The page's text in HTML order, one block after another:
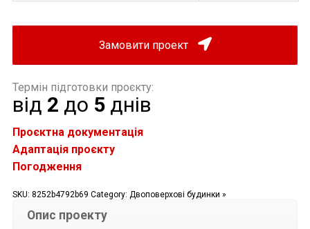
Замовити проект
Термін підготовки проєкту:
від 2 до 5 днів
Проєктна документація
Адаптація проєкту
Погодження
SKU: 8252b4792b69 Category: Двоповерхові будинки »
Опис проекту